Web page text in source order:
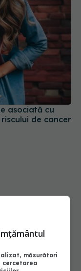
asociată cu
de cancer
măsurători
cercetarea